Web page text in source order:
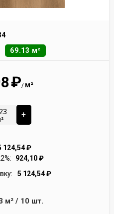
69.13 м²
₽/ м²
+
124,54₽
924,10₽
5 124,54₽
м² / 10 шт.